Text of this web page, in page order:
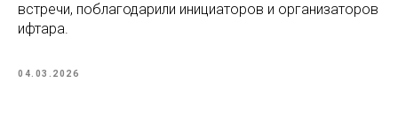
встречи, поблагодарили инициаторов и организаторов
ифтара.
04.03.2026